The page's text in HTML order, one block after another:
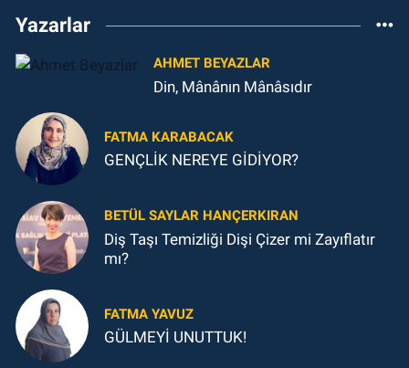
Yazarlar
AHMET BEYAZLAR
Din, Mânânın Mânâsıdır
FATMA KARABACAK
GENÇLİK NEREYE GİDİYOR?
BETÜL SAYLAR HANÇERKIRAN
Diş Taşı Temizliği Dişi Çizer mi Zayıflatır
mı?
FATMA YAVUZ
GÜLMEYİ UNUTTUK!